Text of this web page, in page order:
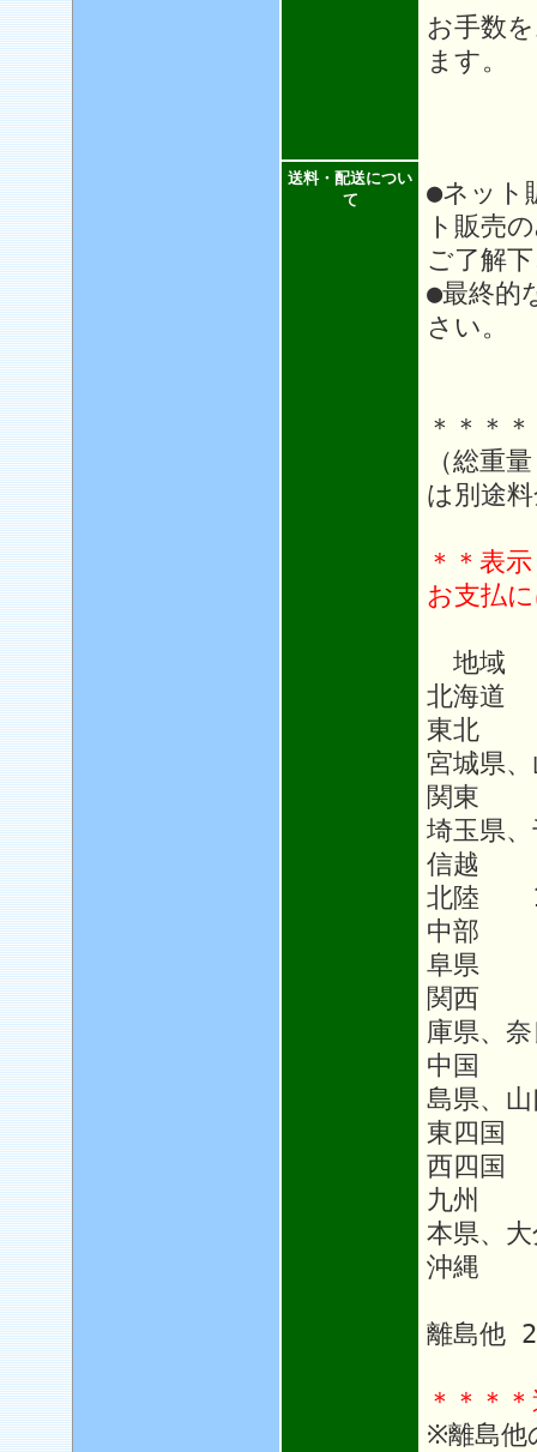
お手数
ます。
送料・配送につい
て
●ネット
ト販売
ご了解
●最終的
さい。
＊＊＊
（総重
は別途
＊＊表
お支払
地
北海
東北
宮城県
関東
埼玉県
信越
北陸
中部
阜県
関西
庫県、
中国
島県、
東四
西四国
九州
本県、
沖縄
離島他
＊＊＊
※離島他